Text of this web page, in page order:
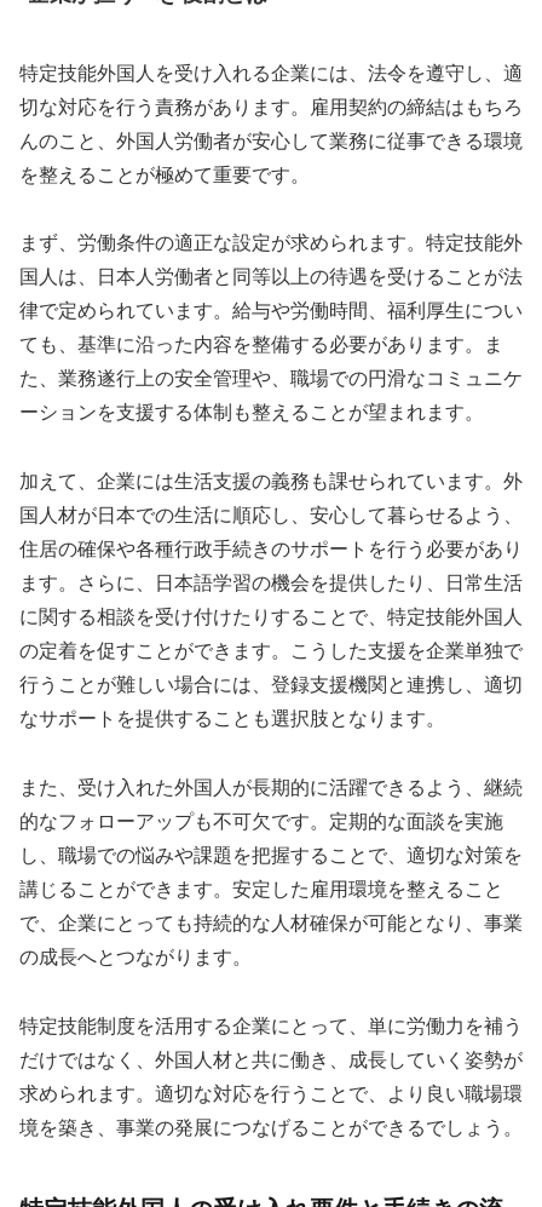
特定技能外国人を受け入れる企業には、法令を遵守し、適
切な対応を行う責務があります。雇用契約の締結はもちろ
んのこと、外国人労働者が安心して業務に従事できる環境
を整えることが極めて重要です。
まず、労働条件の適正な設定が求められます。特定技能外
国人は、日本人労働者と同等以上の待遇を受けることが法
律で定められています。給与や労働時間、福利厚生につい
ても、基準に沿った内容を整備する必要があります。ま
た、業務遂行上の安全管理や、職場での円滑なコミュニケ
ーションを支援する体制も整えることが望まれます。
加えて、企業には生活支援の義務も課せられています。外
国人材が日本での生活に順応し、安心して暮らせるよう、
住居の確保や各種行政手続きのサポートを行う必要があり
ます。さらに、日本語学習の機会を提供したり、日常生活
に関する相談を受け付けたりすることで、特定技能外国人
の定着を促すことができます。こうした支援を企業単独で
行うことが難しい場合には、登録支援機関と連携し、適切
なサポートを提供することも選択肢となります。
また、受け入れた外国人が長期的に活躍できるよう、継続
的なフォローアップも不可欠です。定期的な面談を実施
し、職場での悩みや課題を把握することで、適切な対策を
講じることができます。安定した雇用環境を整えること
で、企業にとっても持続的な人材確保が可能となり、事業
の成長へとつながります。
特定技能制度を活用する企業にとって、単に労働力を補う
だけではなく、外国人材と共に働き、成長していく姿勢が
求められます。適切な対応を行うことで、より良い職場環
境を築き、事業の発展につなげることができるでしょう。